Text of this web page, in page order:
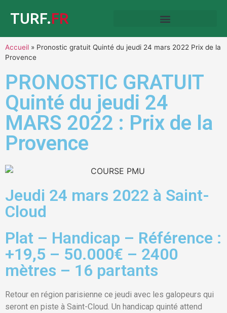
TURF.FR
Accueil » Pronostic gratuit Quinté du jeudi 24 mars 2022 Prix de la
Provence
PRONOSTIC GRATUIT
Quinté du jeudi 24
MARS 2022 : Prix de la
Provence
Jeudi 24 mars 2022 à Saint-
Cloud
Plat – Handicap – Référence :
+19,5 – 50.000€ – 2400
mètres – 16 partants
Retour en région parisienne ce jeudi avec les galopeurs qui
seront en piste à Saint-Cloud. Un handicap quinté attend